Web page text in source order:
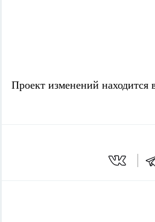
Проект изменений находится